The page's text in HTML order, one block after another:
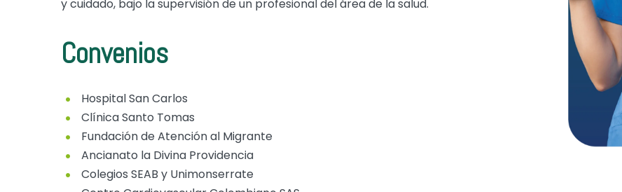
y cuidado, bajo la supervisión de un profesional del área de la salud.
Convenios
Hospital San Carlos
Clínica Santo Tomas
Fundación de Atención al Migrante
Ancianato la Divina Providencia
Colegios SEAB y Unimonserrate